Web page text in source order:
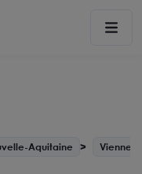
Aquitaine Vienne -